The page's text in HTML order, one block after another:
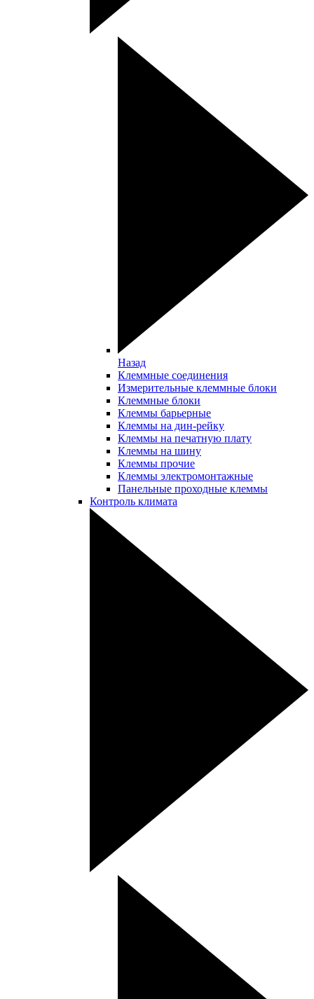
Назад
Клеммные соединения
Измерительные клеммные блоки
Клеммные блоки
Клеммы барьерные
Клеммы на дин-рейку
Клеммы на печатную плату
Клеммы на шину
Клеммы прочие
Клеммы электромонтажные
Панельные проходные клеммы
Контроль климата